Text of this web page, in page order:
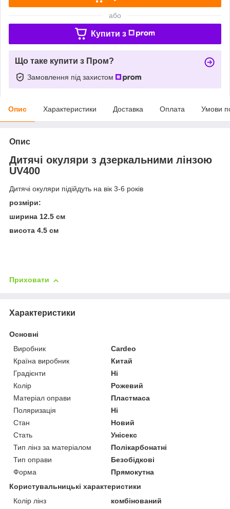
або
Купити з
Що таке купити з Пром?
Замовлення під захистом
Опис Характеристики Доставка Оплата Умови
Опис
Дитячі окуляри з дзеркальними лінзою
UV400
Дитячі окуляри підійдуть на вік 3-6 років
розміри:
ширина 12.5 см
висота 4.5 см
Приховати
Характеристики
Основні
Виробник
Cardeo
Країна виробник
Китай
Градієнти
Ні
Колір
Рожевий
Матеріал оправи
Пластмаса
Поляризація
Ні
Стан
Новий
Стать
Унісекс
Тип лінз за матеріалом
Полікарбонатні
Тип оправи
Безобідкові
Форма
Прямокутна
Користувальницькі характеристики
Колір лінз
комбінований